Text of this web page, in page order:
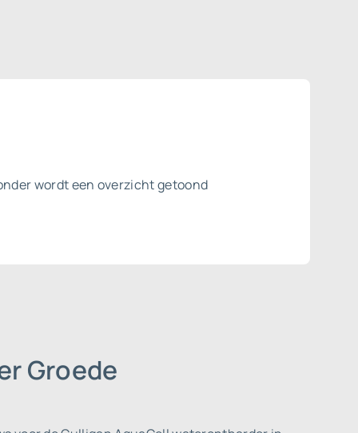
wordt een overzicht getoond
Groede